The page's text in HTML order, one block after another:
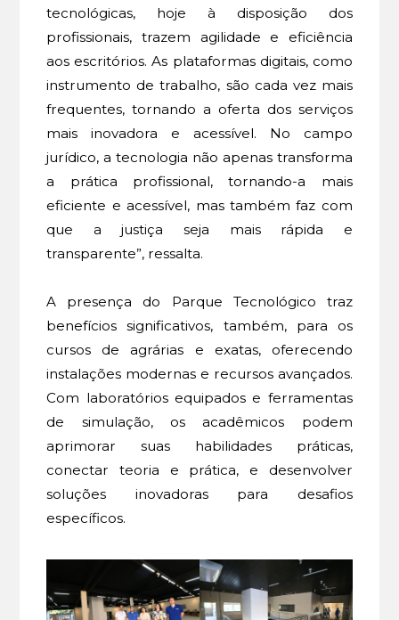
tecnológicas, hoje à disposição dos
profissionais, trazem agilidade e eficiência
aos escritórios. As plataformas digitais, como
instrumento de trabalho, são cada vez mais
frequentes, tornando a oferta dos serviços
mais inovadora e acessível. No campo
jurídico, a tecnologia não apenas transforma
a prática profissional, tornando-a mais
eficiente e acessível, mas também faz com
que a justiça seja mais rápida e
transparente”, ressalta.
A presença do Parque Tecnológico traz
benefícios significativos, também, para os
cursos de agrárias e exatas, oferecendo
instalações modernas e recursos avançados.
Com laboratórios equipados e ferramentas
de simulação, os acadêmicos podem
aprimorar suas habilidades práticas,
conectar teoria e prática, e desenvolver
soluções inovadoras para desafios
específicos.